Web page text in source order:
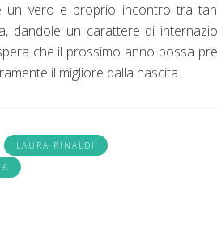
vero e proprio incontro tra
dandole un carattere di
che il prossimo anno possa
il migliore dalla nascita.
LAURA RINALDI